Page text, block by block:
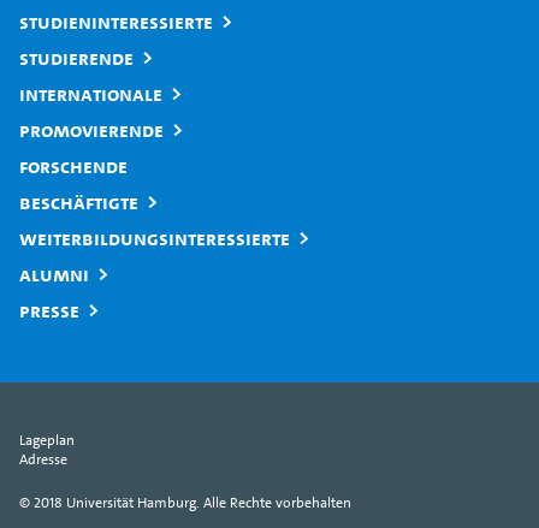
Studieninteressierte
Studierende
Internationale
Promovierende
Forschende
Beschäftigte
Weiterbildungsinteressierte
Alumni
Presse
Lageplan
Adresse
© 2018 Universität Hamburg. Alle Rechte vorbehalten